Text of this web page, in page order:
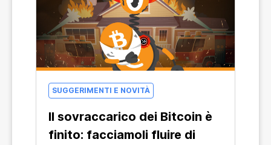
SUGGERIMENTI E NOVITÀ
Il sovraccarico dei Bitcoin è
finito: facciamoli fluire di